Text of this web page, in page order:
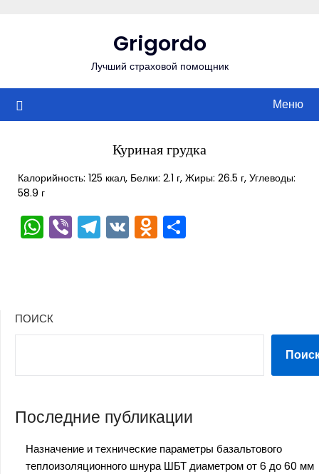
Grigordo
Лучший страховой помощник
Меню
Куриная грудка
Калорийность: 125 ккал, Белки: 2.1 г, Жиры: 26.5 г, Углеводы:
58.9 г
WhatsApp
ViberTelegram
VKOdnoklassniki
ПОИСК
Последние публикации
Назначение и технические параметры базальтового
теплоизоляционного шнура ШБТ диаметром от 6 до 60 мм